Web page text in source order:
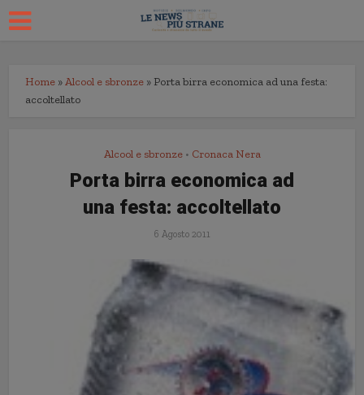
Home »Alcool e sbronze » Porta birra economica ad una festa:
accoltellato
Alcool e sbronze • Cronaca Nera
Porta birra economica ad
una festa: accoltellato
6 Agosto 2011